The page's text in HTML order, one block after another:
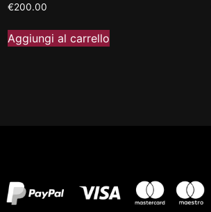
€200.00
Aggiungi al carrello